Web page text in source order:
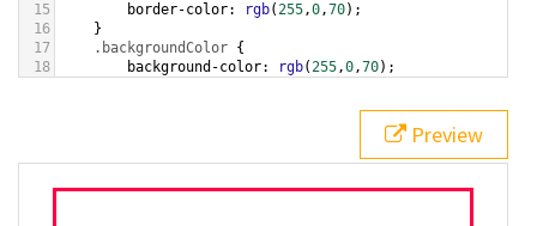
15
border-color: rgb(255,0,70);
16
}
17
.backgroundColor {
18
background-color: rgb(255,0,70);
bottom ,
white, rgb(255,0,70));
Preview